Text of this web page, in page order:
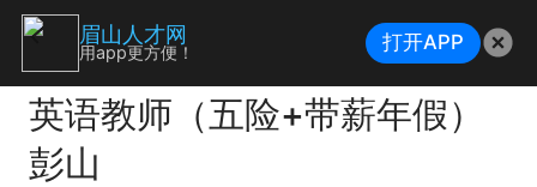
英语教师（五险+带薪年假）
彭山
眉山人才网
用app更方便！ 打开APP